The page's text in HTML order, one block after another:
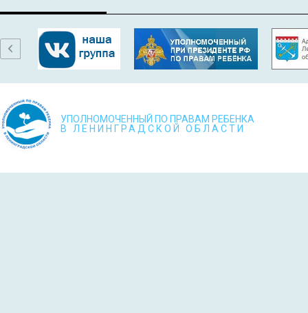
УПОЛНОМОЧЕННЫЙ ПО ПРАВАМ РЕБЕНКА
В ЛЕНИНГРАДСКОЙ ОБЛАСТИ